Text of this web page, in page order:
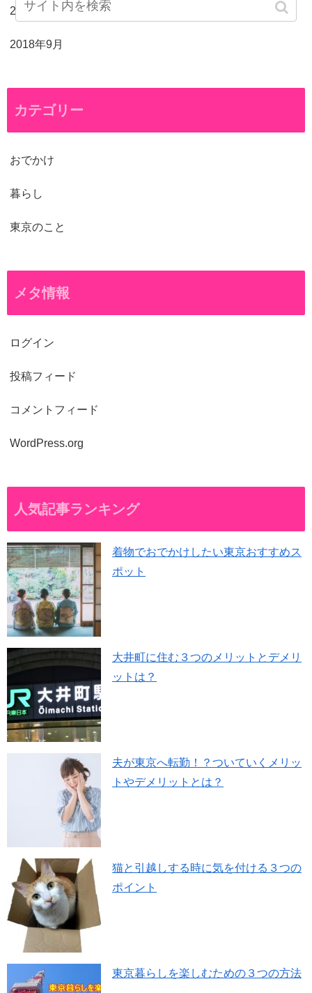
2018年10月
2018年9月
カテゴリー
おでかけ
暮らし
東京のこと
メタ情報
ログイン
投稿フィード
コメントフィード
WordPress.org
人気記事ランキング
着物でおでかけしたい東京おすすめス
ポット
大井町に住む３つのメリットとデメリ
ットは？
夫が東京へ転勤！？ついていくメリッ
トやデメリットとは？
猫と引越しする時に気を付ける３つの
ポイント
東京暮らしを楽しむための３つの方法